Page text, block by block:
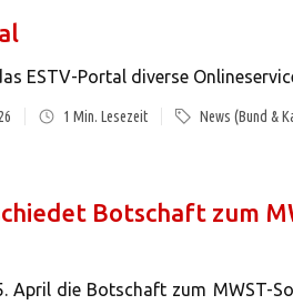
ESTV-Portal diverse
1 Min. Lesezeit News (Bund &
Botschaft zum
April die Botschaft zum MWST-